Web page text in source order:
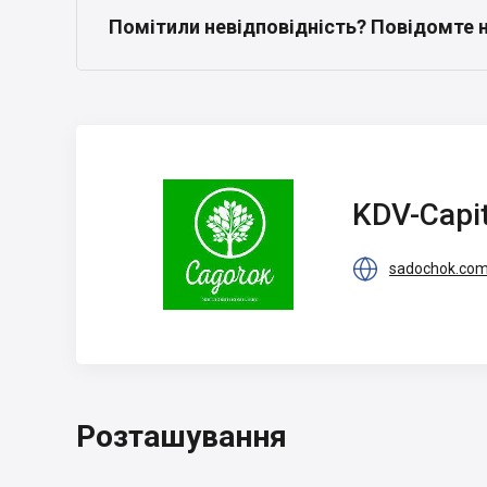
Помітили невідповідність? Повідомте
KDV-Capital
KDV-

Розташування